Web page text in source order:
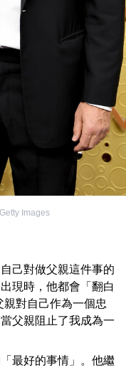
Images
己對做父親這件事的
現時，他都會「翻白
對自己作為一個忠
當父親阻止了我成為一
最好的事情」。他繼